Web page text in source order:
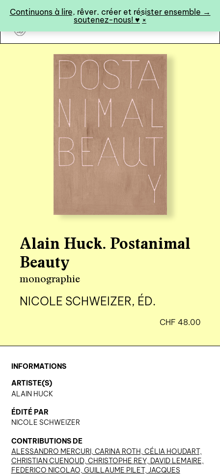
Continuons à lire, rêver, créer et résister ensemble →
soutenez-nous! ♥︎ ×
art&fiction
catalogue ↓
catalogue complet
à paraître
programmes semestriels
au-delà du livre ↓
artistes en résidence
lectures performées
qui sommes-nous? ↓
engagement durable
Alain Huck. Postanimal
Beauty
monographie
NICOLE SCHWEIZER, ÉD.
CHF 48.00
INFORMATIONS
ARTISTE(S)
ALAIN HUCK
ÉDITÉ PAR
NICOLE SCHWEIZER
CONTRIBUTIONS DE
ALESSANDRO MERCURI, CARINA ROTH, CÉLIA HOUDART,
CHRISTIAN CUENOUD, CHRISTOPHE REY, DAVID LEMAIRE,
FEDERICO NICOLAO, GUILLAUME PILET, JACQUES